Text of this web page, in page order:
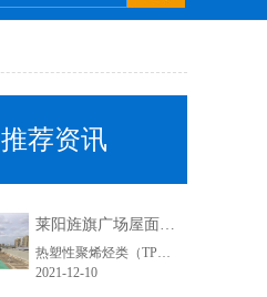
推荐资讯
莱阳旌旗广场屋面防水工程-鲁蒙TPO防水卷材
热塑性聚烯烃类（TPO）土工膜（防渗膜）是一种以乙烯树脂为基料，采用聚合技术和特定配方制成的片状热塑性橡胶弹性防水材料，是近几年在美国和欧洲盛行的一种新材料，配料中不含增塑剂，不存在增塑剂迁移而变脆。具有拉伸强度大、耐穿性好，抗紫外线强，表面光滑、高反射率且耐污染等综合特点。易加工，可焊接、施工方便，完全回收，绿色环保的新型防水材料。
2021-12-10